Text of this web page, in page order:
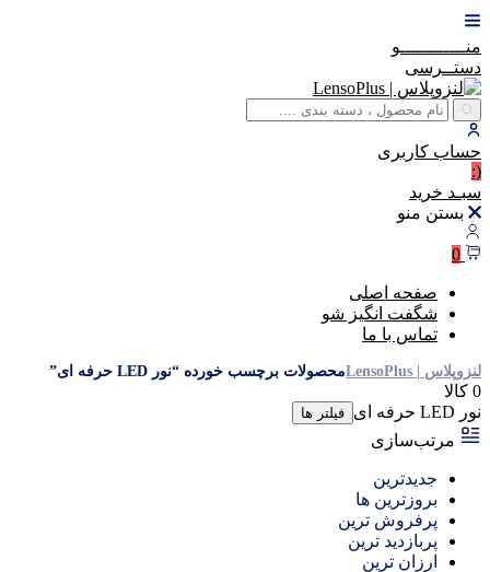
منــــــــــــو
دستــرسی
حساب کاربری
(:
سبـد خرید
بستن منو
0
صفحه اصلی
شگفت انگیز شو
تماس با ما
لنزوپلاس | LensoPlus محصولات برچسب خورده “نور LED حرفه ای”
0 کالا
نور LED حرفه ای
فیلتر ها
مرتب‌سازی
جدیدترین
بروزترین ها
پرفروش ترین
پربازدید ترین
ارزان ترین